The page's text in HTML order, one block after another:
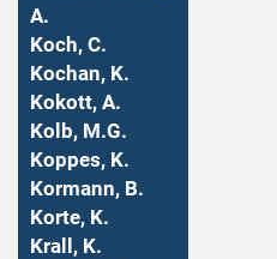
A.
Koch, C.
Kochan, K.
Kokott, A.
Kolb, M.G.
Koppes, K.
Kormann, B.
Korte, K.
Krall, K.